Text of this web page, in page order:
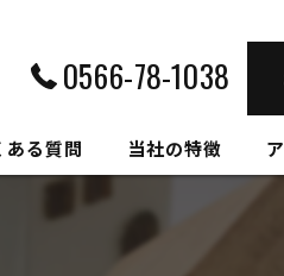
0566-78-1038
ある質問 当社の特徴
自然素材